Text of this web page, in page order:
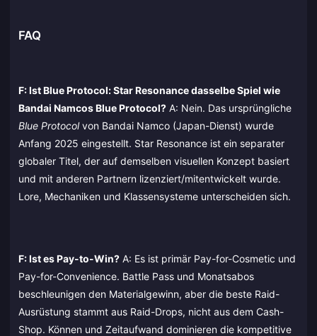
FAQ
F: Ist Blue Protocol: Star Resonance dasselbe Spiel wie
Bandai Namcos Blue Protocol? A: Nein. Das ursprüngliche
Blue Protocolvon Bandai Namco (Japan-Dienst) wurde
Anfang 2025 eingestellt. Star Resonance ist ein separater
globaler Titel, der auf demselben visuellen Konzept basiert
und mit anderen Partnern lizenziert/mitentwickelt wurde.
Lore, Mechaniken und Klassensysteme unterscheiden sich.
F: Ist es Pay-to-Win? A: Es ist primär Pay-for-Cosmetic und
Pay-for-Convenience. Battle Pass und Monatsabos
beschleunigen den Materialgewinn, aber die beste Raid-
Ausrüstung stammt aus Raid-Drops, nicht aus dem Cash-
Shop. Können und Zeitaufwand dominieren die kompetitive